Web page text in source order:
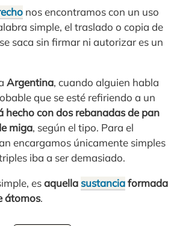
nos encontramos con un uso
simple, el traslado o copia de
saca sin firmar ni autorizar es un
Argentina, cuando alguien habla
que se esté refiriendo a un
hecho con dos rebanadas de pan
miga, según el tipo. Para el
encargamos únicamente simples
iba a ser demasiado.
esaquella sustanciaformada
átomos.